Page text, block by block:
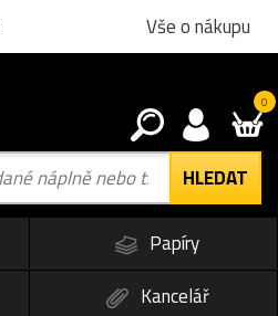
Vše o nákupu
0
Papíry
Kancelář